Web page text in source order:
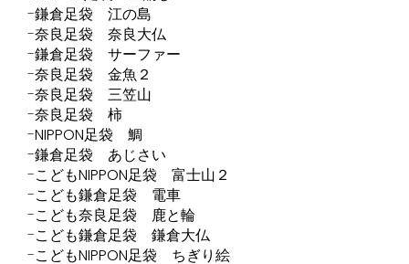
鎌倉足袋 江の島
奈良足袋 奈良大仏
鎌倉足袋 サーファー
奈良足袋 金魚２
奈良足袋 三笠山
奈良足袋 柿
NIPPON足袋 鯛
鎌倉足袋 あじさい
こどもNIPPON足袋 富士山２
こども鎌倉足袋 電車
こども奈良足袋 鹿と輪
こども鎌倉足袋 鎌倉大仏
こどもNIPPON足袋 ちぎり絵